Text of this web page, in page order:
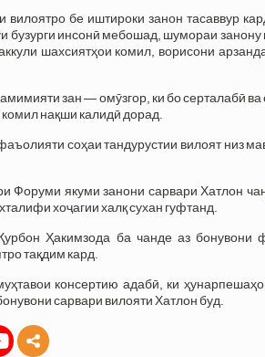
бе иштироки занон тасаввур
бузурги инсонӣ мебошад, шумораи
шахсиятҳои комил, ворисони
зан — омӯзгор, ки бо серталабӣ
нақши калидӣ дорад.
соҳаи тандурустии вилоят низ
Форуми якуми занони сарвари Хатлон
хоҷагии халқ сухан гуфтанд.
Ҳакимзода ба чанде аз
тақдим кард.
консертию адабӣ, ки
сарвари вилояти Хатлон буд.